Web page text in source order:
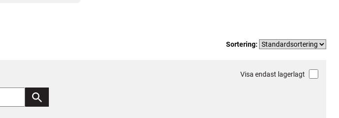
Sortering:
Visa endast lagerlagt